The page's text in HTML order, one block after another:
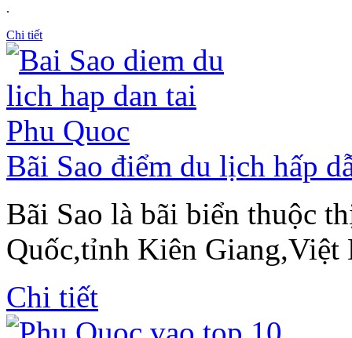
.
Chi tiết
Bãi Sao điểm du lịch hấp
Bãi Sao là bãi biển thuộc
Quốc,tỉnh Kiên Giang,Việt
Chi tiết